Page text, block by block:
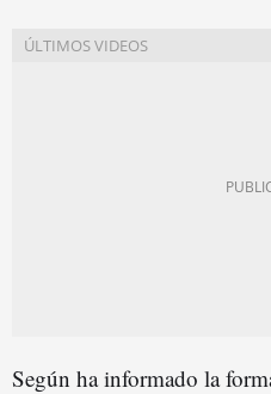
Según ha informado la